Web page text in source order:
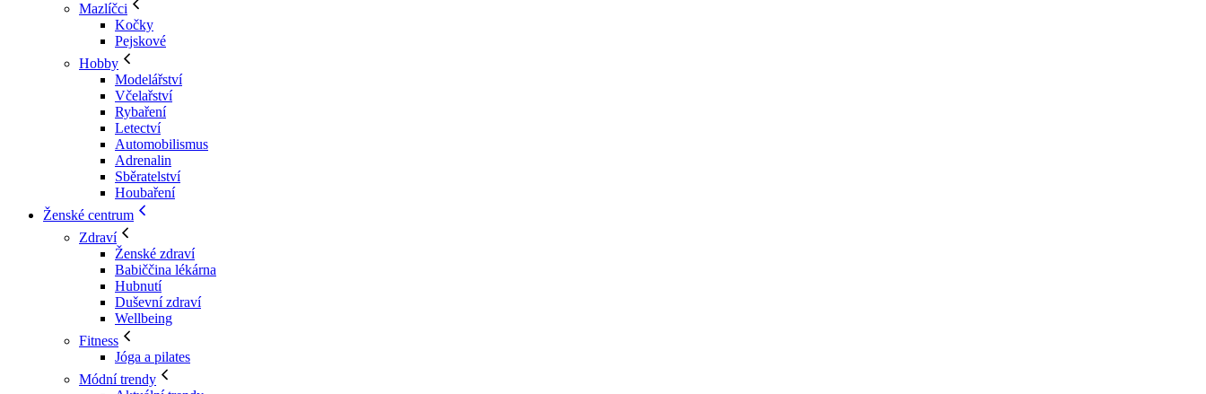
Mazlíčci
Kočky
Pejskové
Hobby
Modelářství
Včelařství
Rybaření
Letectví
Automobilismus
Adrenalin
Sběratelství
Houbaření
Ženské centrum
Zdraví
Ženské zdraví
Babiččina lékárna
Hubnutí
Duševní zdraví
Wellbeing
Fitness
Jóga a pilates
Módní trendy